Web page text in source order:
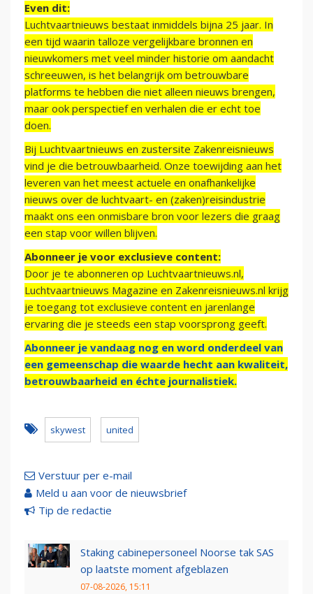
Even dit:
Luchtvaartnieuws bestaat inmiddels bijna 25 jaar. In
een tijd waarin talloze vergelijkbare bronnen en
nieuwkomers met veel minder historie om aandacht
schreeuwen, is het belangrijk om betrouwbare
platforms te hebben die niet alleen nieuws brengen,
maar ook perspectief en verhalen die er echt toe
doen.
Bij Luchtvaartnieuws en zustersite Zakenreisnieuws
vind je die betrouwbaarheid. Onze toewijding aan het
leveren van het meest actuele en onafhankelijke
nieuws over de luchtvaart- en (zaken)reisindustrie
maakt ons een onmisbare bron voor lezers die graag
een stap voor willen blijven.
Abonneer je voor exclusieve content:
Door je te abonneren op Luchtvaartnieuws.nl,
Luchtvaartnieuws Magazine en Zakenreisnieuws.nl krijg
je toegang tot exclusieve content en jarenlange
ervaring die je steeds een stap voorsprong geeft.
Abonneer je vandaag nog en word onderdeel van
een gemeenschap die waarde hecht aan kwaliteit,
betrouwbaarheid en échte journalistiek.
skywest united
Verstuur per e-mail
Meld u aan voor de nieuwsbrief
Tip de redactie
Staking cabinepersoneel Noorse tak SAS
op laatste moment afgeblazen
07-08-2026, 15:11